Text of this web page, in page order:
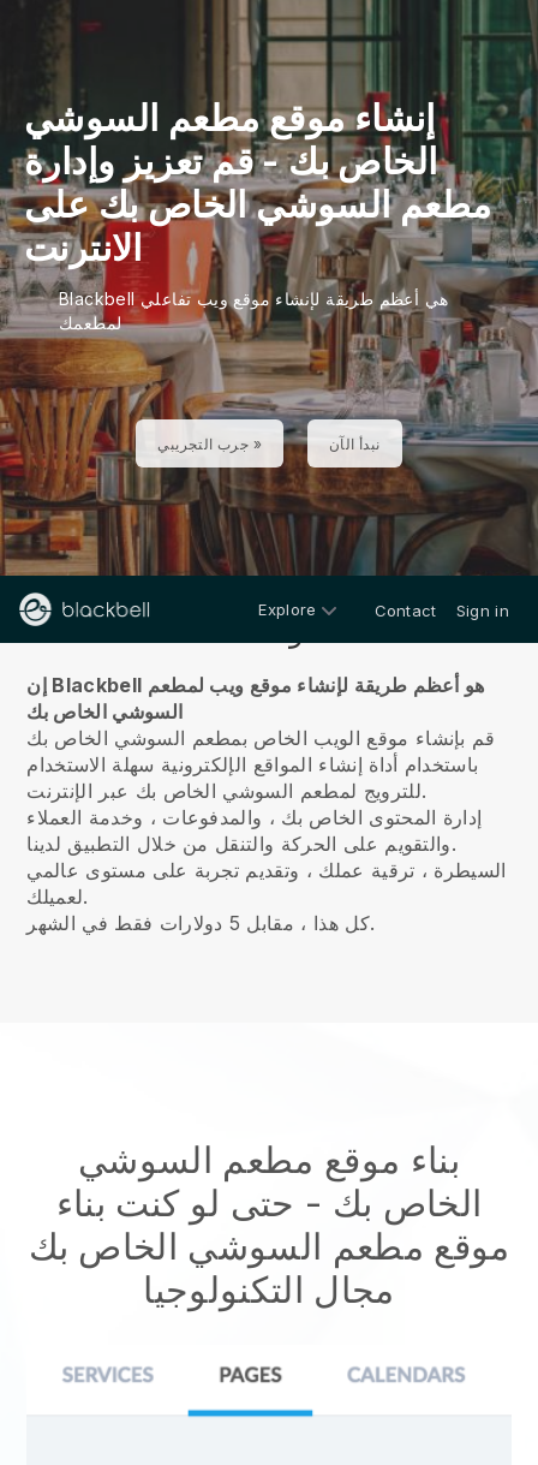
إنشاء موقع مطعم السوشي
الخاص بك- قمتعزيز وإدارة
مطعم السوشي الخاص بك على
الانترنت
Blackbell هي أعظم طريقة لإنشاء موقع ويب تفاعلي
لمطعمك
جرب التجريبي » نبدأ الآن
Explore Contact Sign in
إن Blackbell هو أعظم طريقة لإنشاء موقع ويب لمطعم
السوشي الخاص بك
قم بإنشاء موقع الويب الخاص بمطعم السوشي الخاص بك
باستخدام أداة إنشاء المواقع الإلكترونية سهلة الاستخدام
للترويج لمطعم السوشي الخاص بك عبر الإنترنت.
إدارة المحتوى الخاص بك ، والمدفوعات ، وخدمة العملاء
والتقويم على الحركة والتنقل من خلال التطبيق لدينا.
السيطرة ، ترقية عملك ، وتقديم تجربة على مستوى عالمي
لعميلك.
كل هذا ، مقابل 5 دولارات فقط في الشهر.
بناء موقع مطعم السوشي
الخاص بك - حتى لو كنت بناء
موقع مطعم السوشي الخاص بك
مجال التكنولوجيا